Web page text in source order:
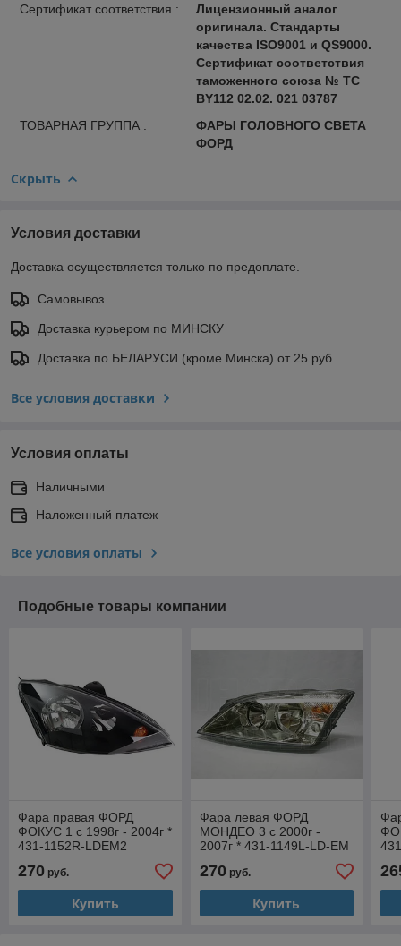
Сертификат соответствия :
Лицензионный аналог
оригинала. Стандарты
качества ISO9001 и QS9000.
Сертификат соответствия
таможенного союза № ТС
BY112 02.02. 021 03787
ТОВАРНАЯ ГРУППА :
ФАРЫ ГОЛОВНОГО СВЕТА
ФОРД
Скрыть
Условия доставки
Доставка осуществляется только по предоплате.
Самовывоз
Доставка курьером по МИНСКУ
Доставка по БЕЛАРУСИ (кроме Минска) от 25 руб
Все условия доставки
Условия оплаты
Наличными
Наложенный платеж
Все условия оплаты
Подобные товары компании
Фара правая ФОРД
ФОКУС 1 с 1998г - 2004г *
431-1152R-LDEM2
270 руб.
Купить
Фара левая ФОРД
МОНДЕО 3 с 2000г -
2007г * 431-1149L-LD-EM
270руб.
Купить